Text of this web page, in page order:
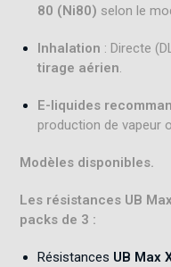
80 (Ni80) selon le
Inhalation : Directe
tirage aérien
E-liquides
production de vapeur
Modèles disponibles.
Les résistances UB
packs de 3 :
Résistances UB Max